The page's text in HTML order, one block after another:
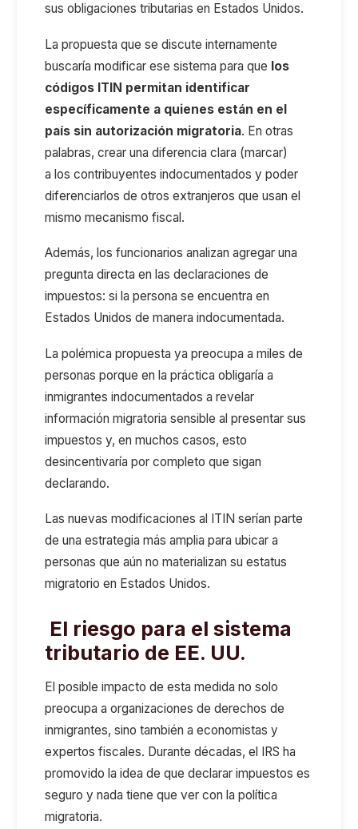
sus obligaciones tributarias en Estados Unidos.
La propuesta que se discute internamente
buscaría modificar ese sistema para que los
códigos ITIN permitan identificar
específicamente a quienes están en el
país sin autorización migratoria. En otras
palabras, crear una diferencia clara (marcar)
a los contribuyentes indocumentados y poder
diferenciarlos de otros extranjeros que usan el
mismo mecanismo fiscal.
Además, los funcionarios analizan agregar una
pregunta directa en las declaraciones de
impuestos: si la persona se encuentra en
Estados Unidos de manera indocumentada.
La polémica propuesta ya preocupa a miles de
personas porque en la práctica obligaría a
inmigrantes indocumentados a revelar
información migratoria sensible al presentar sus
impuestos y, en muchos casos, esto
desincentivaría por completo que sigan
declarando.
Las nuevas modificaciones al ITIN serían parte
de una estrategia más amplia para ubicar a
personas que aún no materializan su estatus
migratorio en Estados Unidos.
El riesgo para el sistema
tributario de EE. UU.
El posible impacto de esta medida no solo
preocupa a organizaciones de derechos de
inmigrantes, sino también a economistas y
expertos fiscales. Durante décadas, el IRS ha
promovido la idea de que declarar impuestos es
seguro y nada tiene que ver con la política
migratoria.